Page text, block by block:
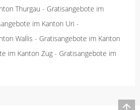
Thurgau - Gratisangebote im
im Kanton Uri -
Wallis - Gratisangebote im Kanton
im Kanton Zug - Gratisangebote im